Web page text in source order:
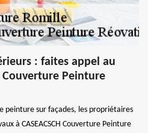
: faites appel au
Couverture Peinture
peinture sur façades, les propriétaires
à CASEACSCH Couverture Peinture